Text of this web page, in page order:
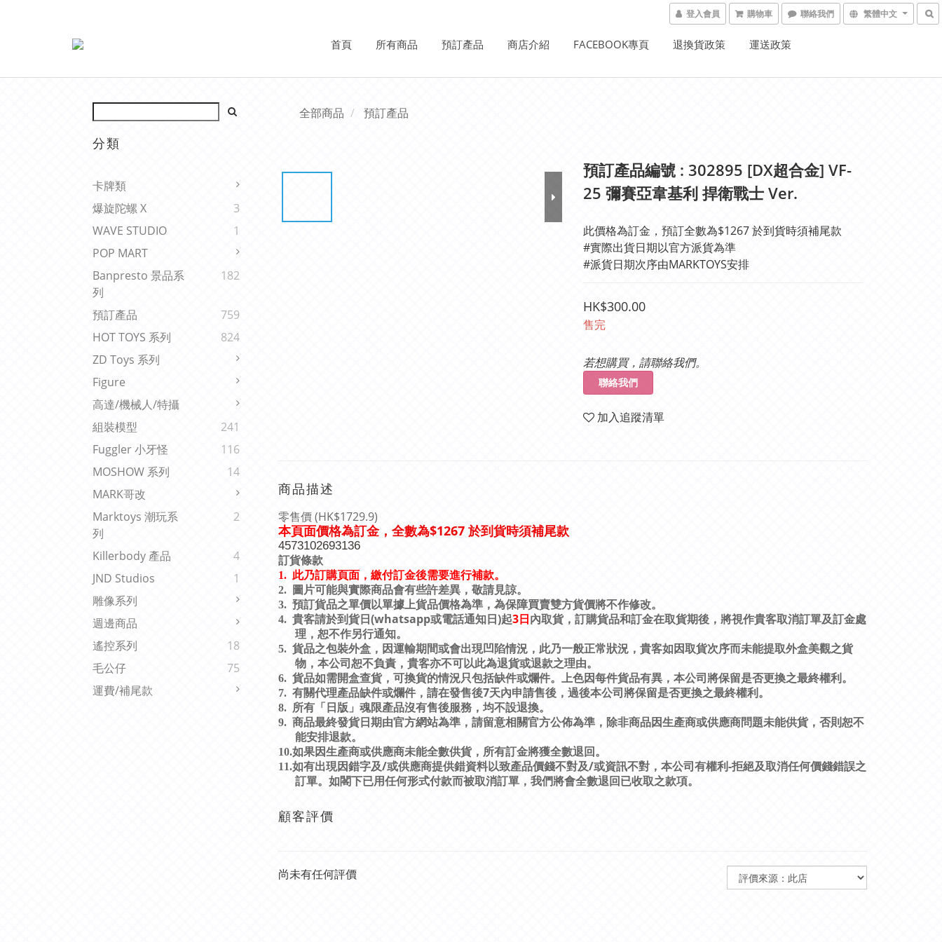
登入會員 購物車 聯絡我們 繁體中文
首頁 所有商品 預訂產品 商店介紹 FACEBOOK專頁 退換貨政策 運送政策
分類
卡牌類
爆旋陀螺 X
3
WAVE STUDIO
1
POP MART
Banpresto 景品系
列
182
預訂產品
759
HOT TOYS 系列
824
ZD Toys 系列
Figure
高達/機械人/特攝
組裝模型
241
Fuggler 小牙怪
116
MOSHOW 系列
14
MARK哥改
Marktoys 潮玩系
列
2
Killerbody 產品
4
JND Studios
1
雕像系列
週邊商品
遙控系列
18
毛公仔
75
運費/補尾款
全部商品 預訂產品
預訂產品編號 : 302895 [DX超合金] VF-
25 彌賽亞韋基利 捍衛戰士 Ver.
此價格為訂金，預訂全數為$1267 於到貨時須補尾款
#派貨日期次序由MARKTOYS安排
HK$300.00
售完
若想購買，請聯絡我們。
聯絡我們
加入追蹤清單
商品描述
零售價 (HK$1729.9)
本頁面價格為訂金，全數為$1267 於到貨時須補尾款
4573102693136
訂貨條款
1. 此乃訂購頁面，繳付訂金後需要進行補款。
2.
圖片可能與實際商品會有些許差異，敬請見諒。
3. 預訂貨品之單價以單據上貨品價格為準，為保障買賣雙方貨價將不作修改。
4. 貴客請於到貨日 (whatsapp或電話通知日 )起3日內取貨，訂購貨品和訂金在取貨期後，將視作貴客取消訂單及訂金處
理，恕不作另行通知。
5. 貨品之包裝外盒，因運輸期間或會出現凹陷情況，此乃一般正常狀況，貴客如因取貨次序而未能提取外盒美觀之貨
物，本公司恕不負責，貴客亦不可以此為退貨或退款之理由。
6. 貨品如需開盒查貨，可換貨的情況只包括缺件或爛件。上色因每件貨品有異，本公司將保留是否更換之最終權利。
7. 有關代理產品缺件或爛件，請在發售後7天內申請售後，過後本公司將保留是否更換之最終權利。
8. 所有「日版」魂限產品沒有售後服務，均不設退換。
9. 商品最終發貨日期由官方網站為準，請留意相關官方公佈為準，除非商品因生產商或供應商問題未能供貨，否則恕不
能安排退款。
10.如果因生產商或供應商未能全數供貨，所有訂金將獲全數退回。
11.如有出現因錯字及/或供應商提供錯資料以致產品價錢不對及/或資訊不對，本公司有權利-拒絕及取消任何價錢錯誤之
訂單。如閣下已用任何形式付款而被取消訂單，我們將會全數退回已收取之款項。
顧客評價
尚未有任何評價